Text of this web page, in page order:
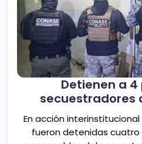
Detienen a
secuestradores
En acción
fueron detenidas cuatro